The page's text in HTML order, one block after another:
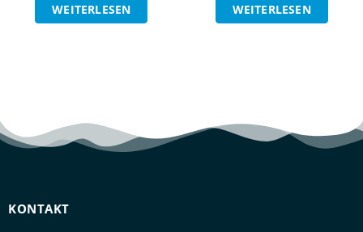
WEITERLESEN WEITERLESEN
KONTAKT